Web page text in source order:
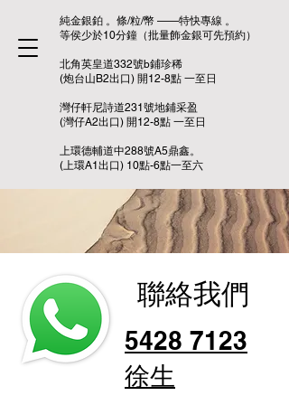
純金銀鉑 。條/粒/幣 ——特快專線 。
等侯少於10分鐘（批量飾金銀可先預約）
北角英皇道332號b鋪珍稀
(炮台山B2出口) 開12-8點 一至日
灣仔軒尼詩道231號地鋪采盈
(灣仔A2出口) 開12-8點 一至日
上環德輔道中288號A5鼎鑫。
(上環A1出口) 10點-6點一至六
聯絡我們
5428 7123
徐生